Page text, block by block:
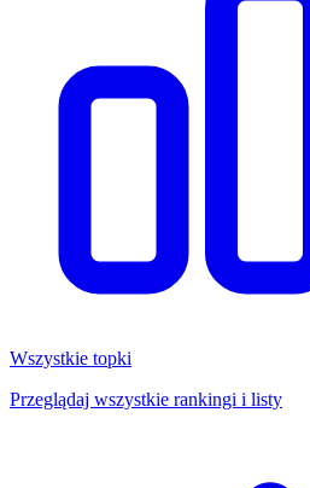
Wszystkie topki
Przeglądaj wszystkie rankingi i listy